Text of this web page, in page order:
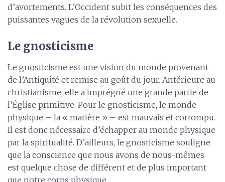
d’avortements. L’Occident subit les conséquences des
puissantes vagues de la révolution sexuelle.
Le gnosticisme
Le gnosticisme est une vision du monde provenant
de l’Antiquité et remise au goût du jour. Antérieure au
christianisme, elle a imprégné une grande partie de
l’Église primitive. Pour le gnosticisme, le monde
physique – la « matière » – est mauvais et corrompu.
Il est donc nécessaire d’échapper au monde physique
par la spiritualité. D’ailleurs, le gnosticisme souligne
que la conscience que nous avons de nous-mêmes
est quelque chose de différent et de plus important
que notre corps physique.